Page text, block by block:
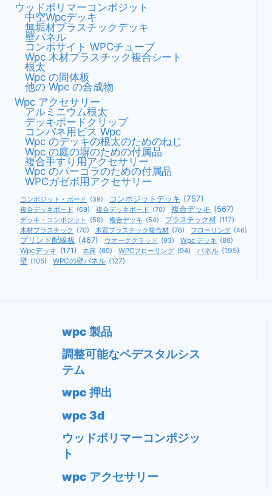
ウッドポリマーコンポジット
中空wpcデッキ
無垢材プラスチックデッキ
壁パネル
コンポサイト WPCチューブ
Wpc 木材プラスチック複合シート
根太
Wpc の固体板
他の Wpc の合成物
Wpc アクセサリー
アルミニウム根太
デッキボードクリップ
コンパネ用ビス Wpc
Wpc のデッキの根太のためのねじ
Wpc の庭の塀のための付属品
複合手すり用アクセサリー
Wpc のパーゴラのための付属品
WPCガゼボ用アクセサリー
コンポジット・ボード (39) コンポジットデッキ (757)
複合デッキボード (69) 複合デッキボード (70) 複合デッキ (567)
デッキ・コンポジット (58) 複合デッキ (54) プラスチック材 (117)
木材プラスチック (70) 木質プラスチック複合材 (76) フローリング (46)
プリント配線板 (467) ウオーククラッド (93) Wpc デッキ (86)
Wpcデッキ (171) 本床 (69) WPCフローリング (94) パネル (195)
壁 (105) WPCの壁パネル (127)
wpc 製品
調整可能なペデスタルシス
テム
wpc 押出
wpc 3d
ウッドポリマーコンポジッ
ト
wpc アクセサリー